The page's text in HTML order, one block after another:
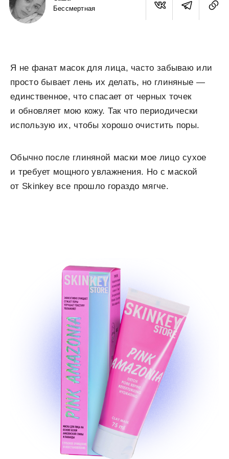
Бессмертная
Я не фанат масок для лица, часто забываю или
просто бывает лень их делать, но глиняные —
единственное, что спасает от черных точек
и обновляет мою кожу. Так что периодически
использую их, чтобы хорошо очистить поры.
Обычно после глиняной маски мое лицо сухое
и требует мощного увлажнения. Но с маской
от Skinkey все прошло гораздо мягче.